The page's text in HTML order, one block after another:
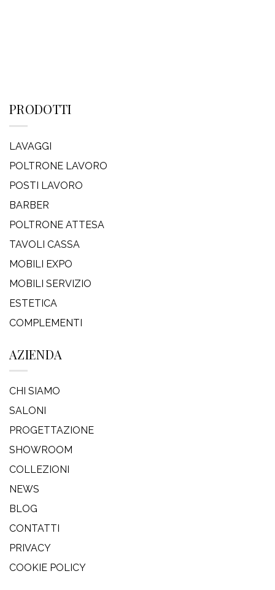
PRODOTTI
LAVAGGI
POLTRONE LAVORO
POSTI LAVORO
BARBER
POLTRONE ATTESA
TAVOLI CASSA
MOBILI EXPO
MOBILI SERVIZIO
ESTETICA
COMPLEMENTI
AZIENDA
CHI SIAMO
SALONI
PROGETTAZIONE
SHOWROOM
COLLEZIONI
NEWS
BLOG
CONTATTI
PRIVACY
COOKIE POLICY